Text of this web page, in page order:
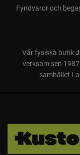
Fyndvaror och
Vår fysiska butik
verksam sen
samhället